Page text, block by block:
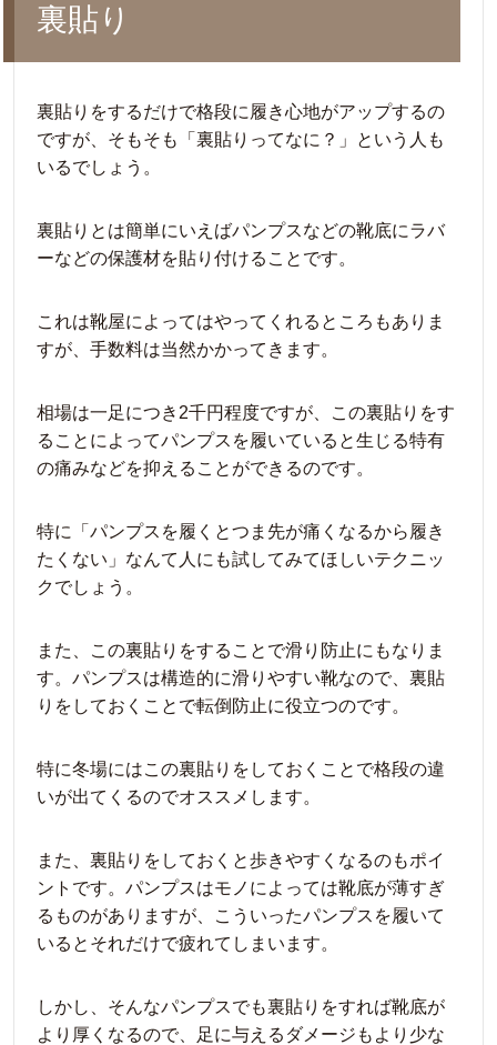
裏貼り
裏貼りをするだけで格段に履き心地がアップするの
ですが、そもそも「裏貼りってなに？」という人も
いるでしょう。
裏貼りとは簡単にいえばパンプスなどの靴底にラバ
ーなどの保護材を貼り付けることです。
これは靴屋によってはやってくれるところもありま
すが、手数料は当然かかってきます。
相場は一足につき2千円程度ですが、この裏貼りをす
ることによってパンプスを履いていると生じる特有
の痛みなどを抑えることができるのです。
特に「パンプスを履くとつま先が痛くなるから履き
たくない」なんて人にも試してみてほしいテクニッ
クでしょう。
また、この裏貼りをすることで滑り防止にもなりま
す。パンプスは構造的に滑りやすい靴なので、裏貼
りをしておくことで転倒防止に役立つのです。
特に冬場にはこの裏貼りをしておくことで格段の違
いが出てくるのでオススメします。
また、裏貼りをしておくと歩きやすくなるのもポイ
ントです。パンプスはモノによっては靴底が薄すぎ
るものがありますが、こういったパンプスを履いて
いるとそれだけで疲れてしまいます。
しかし、そんなパンプスでも裏貼りをすれば靴底が
より厚くなるので、足に与えるダメージもより少な